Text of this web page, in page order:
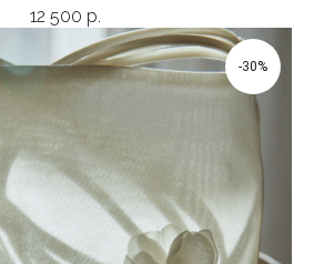
12 500 р.
-30%